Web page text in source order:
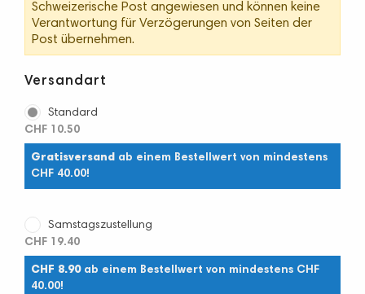
Schweizerische Post angewiesen und können keine
Verantwortung für Verzögerungen von Seiten der
Post übernehmen.
Versandart
Standard
CHF 10.50
Gratisversand ab einem Bestellwert von mindestens
CHF 40.00!
Samstagszustellung
CHF 19.40
CHF 8.90ab einem Bestellwert von mindestens CHF
40.00!